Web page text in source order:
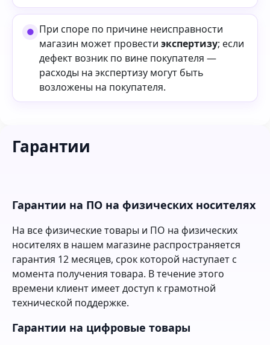
При споре по причине неисправности
магазин может провести экспертизу; если
дефект возник по вине покупателя —
расходы на экспертизу могут быть
возложены на покупателя.
Гарантии
Гарантии на ПО на физических носителях
На все физические товары и ПО на физических
носителях в нашем магазине распространяется
гарантия 12 месяцев, срок которой наступает с
момента получения товара. В течение этого
времени клиент имеет доступ к грамотной
технической поддержке.
Гарантии на цифровые товары